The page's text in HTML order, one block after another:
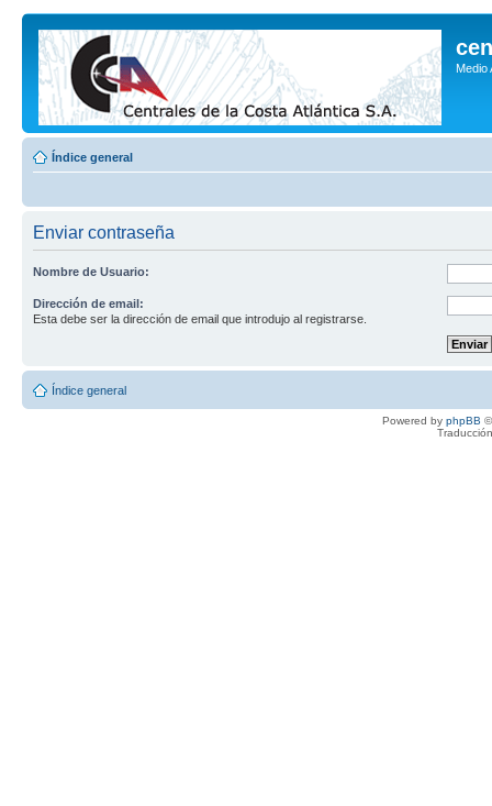
Medio
Índice general
Enviar contraseña
Nombre de Usuario:
Dirección de email:
Esta debe ser la dirección de email que introdujo al registrarse.
Índice general
Powered by phpBB